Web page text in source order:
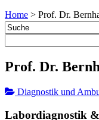
Home > Prof. Dr.
Prof. Dr.
Diagnostik und
Labordiagnostik